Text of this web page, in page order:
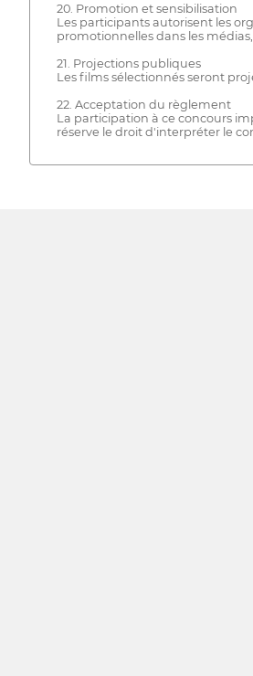
20. Promotion et sensibilisation
Les participants autorisent les
promotionnelles dans les
21. Projections publiques
Les films sélectionnés seront
22. Acceptation du règlement
La participation à ce concours
réserve le droit d'interpréter le